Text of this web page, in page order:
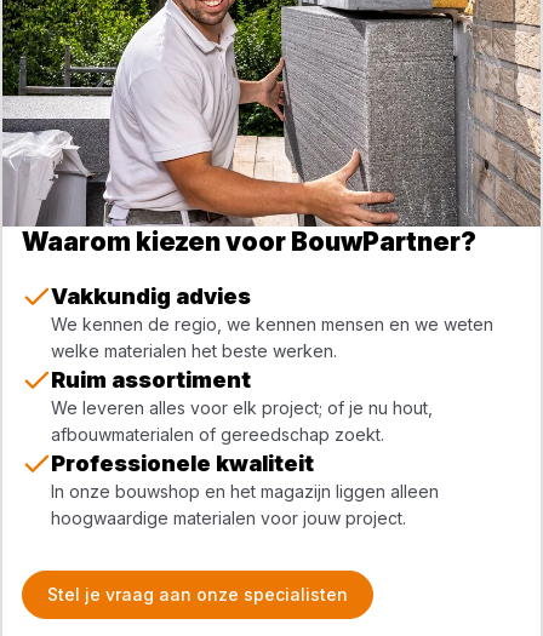
Waarom kiezen voor BouwPartner?
Vakkundig advies
We kennen de regio, we kennen mensen en we weten
welke materialen het beste werken.
Ruim assortiment
We leveren alles voor elk project; of je nu hout,
afbouwmaterialen of gereedschap zoekt.
Professionele kwaliteit
In onze bouwshop en het magazijn liggen alleen
hoogwaardige materialen voor jouw project.
Stel je vraag aan onze specialisten